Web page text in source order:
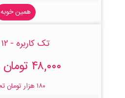
همین خوبه
تک کاربره - ۱۲ ماهه
۴۸,۰۰۰ تومان ماهانه
۱۸۰ هزار تومان تخفیف